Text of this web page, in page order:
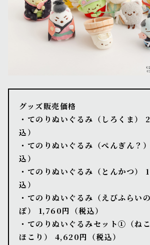
グッズ販売価格
・てのりぬいぐるみ（しろくま）
込）
・てのりぬいぐるみ（ぺんぎん？
込）
・てのりぬいぐるみ（とんかつ）
込）
・てのりぬいぐるみ（えびふらい
ぽ） 1,760円（税込）
・てのりぬいぐるみセット①（ねこ
ほこり） 4,620円（税込）